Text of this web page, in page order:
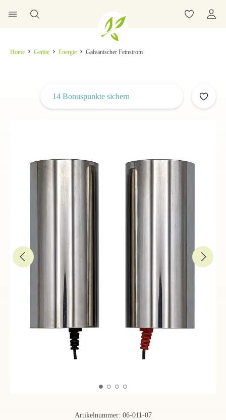
Home Geräte Energie Galvanischer Feinstrom
Artikelnummer: 06-011-07
14 Bonuspunkte sichern